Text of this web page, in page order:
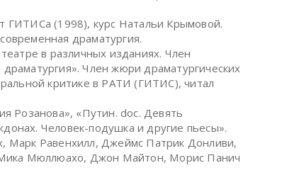
ГИТИСа (1998), курс Натальи Крымовой.
драматургия.
в различных изданиях. Член
Член жюри драматургических
критике в РАТИ (ГИТИС), читал
Розанова», «Путин. doc. Девять
Человек-подушка и другие пьесы».
Марк Равенхилл, Джеймс Патрик Донливи,
Мюллюахо, Джон Майтон, Морис Панич